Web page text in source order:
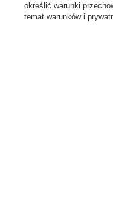
określić warunki
temat warunków i